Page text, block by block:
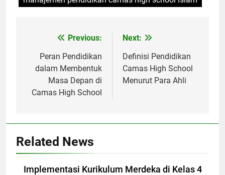
Navigasi
pos
Previous:
Peran Pendidikan
dalam Membentuk
Masa Depan di
Camas High School
Next:
Definisi Pendidikan
Camas High School
Menurut Para Ahli
Related News
Implementasi Kurikulum Merdeka di Kelas 4